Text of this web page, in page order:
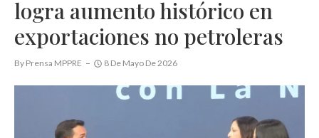
logra aumento histórico en
exportaciones no petroleras
By Prensa MPPRE 8 De Mayo De 2026